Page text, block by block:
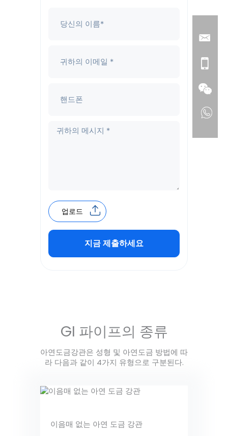
업로드
지금 제출하세요
GI 파이프의 종류
아연도금강관은 성형 및 아연도금 방법에 따
라 다음과 같이 4가지 유형으로 구분된다.
이음매 없는 아연 도금 강관